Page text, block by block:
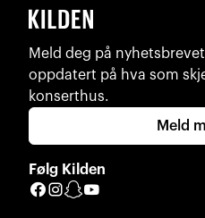
Meld deg på
oppdatert på hva som
konserthus.
Meld
Følg Kilden
Facebook
Instagram
Snapchat